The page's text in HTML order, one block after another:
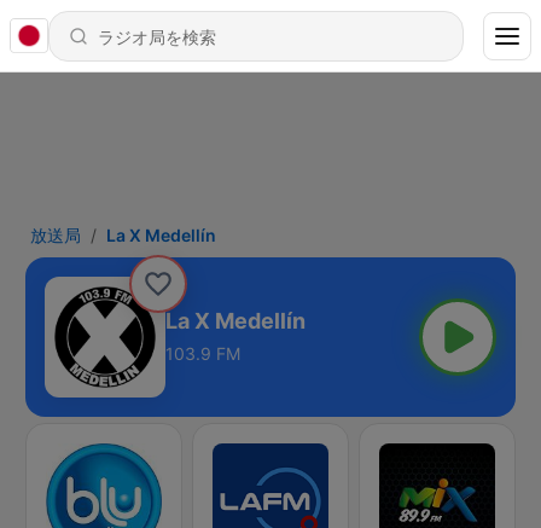
放送局 La X Medellín
La X Medellín
103.9 FM